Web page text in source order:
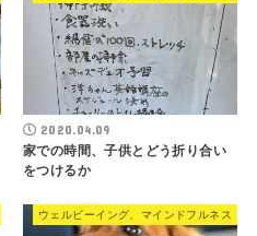
2020.04.09
家での時間、子供とどう折り合い
をつけるか
ウェルビーイング、マインドフルネス